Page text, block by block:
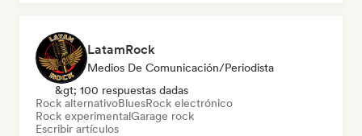
LatamRock
Medios De Comunicación/Periodista
&gt; 100 respuestas dadas
Rock alternativoBluesRock electrónico
Rock experimentalGarage rock
Escribir artículos